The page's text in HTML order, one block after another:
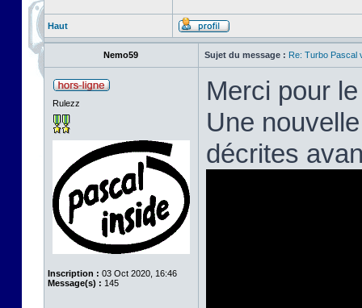
Haut
Nemo59 Sujet du message : Re: Turbo Pascal
Rulezz
Inscription : 03 Oct 2020, 16:46
Message(s) : 145
Merci pour
Une
décrites